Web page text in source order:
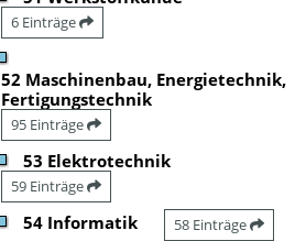
6 Einträge
52 Maschinenbau, Energietechnik,
Fertigungstechnik
95 Einträge
53 Elektrotechnik
59 Einträge
54 Informatik 58 Einträge